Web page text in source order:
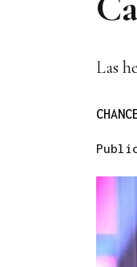
Las